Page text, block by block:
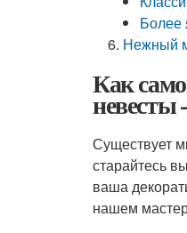
Более
Нежный
Как
невесты
Существует
старайтесь
ваша
нашем